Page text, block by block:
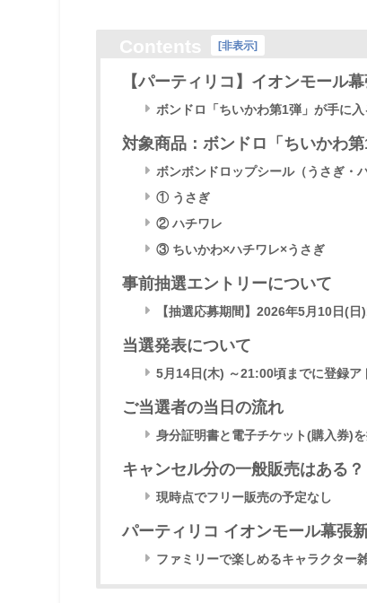
[非表示]
【パーティリコ】イオンモール
ボンドロ「ちいかわ第1弾」が手に
対象商品：ボンドロ「ちいかわ
ボンボンドロップシール（うさぎ・
① うさぎ
② ハチワレ
③ ちいかわ×ハチワレ×うさぎ
事前抽選エントリーについて
【抽選応募期間】2026年5月10日(
当選発表について
5月14日(木) ～21:00頃までに登録ア
ご当選者の当日の流れ
身分証明書と電子チケット(購入券)
キャンセル分の一般販売はある？
現時点でフリー販売の予定なし
パーティリコ イオンモール幕張
ファミリーで楽しめるキャラクター